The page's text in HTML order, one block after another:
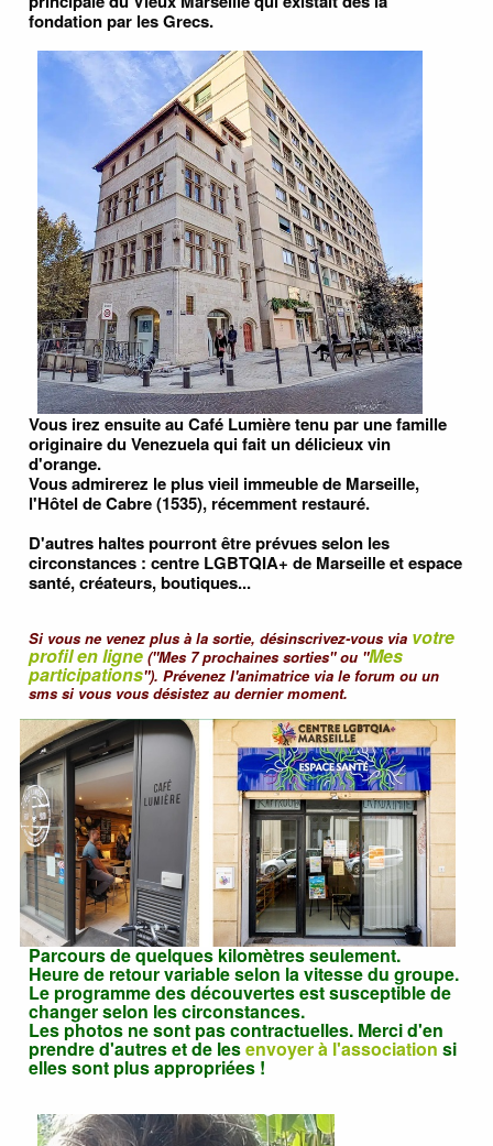
fondation par les Grecs.
Vous irez ensuite au Café Lumière tenu par une famille
originaire du Venezuela qui fait un délicieux vin
d'orange.
Vous admirerez le plus vieil immeuble de Marseille,
l'Hôtel de Cabre (1535), récemment restauré.
D'autres haltes pourront être prévues selon les
circonstances : centre LGBTQIA+ de Marseille et espace
santé, créateurs, boutiques...
Si vous ne venez plus à la sortie, désinscrivez-vous via votre
profil en ligne ("Mes 7 prochaines sorties" ou "Mes
participations"). Prévenez l'animatrice via le forum ou un
sms si vous vous désistez au dernier moment.
Parcours de quelques kilomètres seulement.
Heure de retour variable selon la vitesse du groupe.
Le programme des découvertes est susceptible de
changer selon les circonstances.
Les photos ne sont pas contractuelles. Merci d'en
prendre d'autres et de lesenvoyer à l'association si
elles sont plus appropriées !